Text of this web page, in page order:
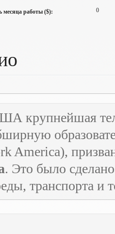
месяца работы ($): 0
крупнейшая
America),
. Это было
транспорта и